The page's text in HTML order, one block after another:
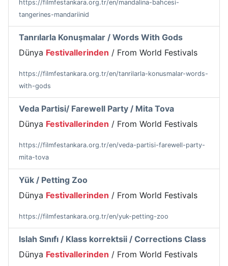
https://filmfestankara.org.tr/en/mandalina-bahcesi-
tangerines-mandariinid
Tanrılarla Konuşmalar / Words With Gods
Dünya Festivallerinden / From World Festivals
https://filmfestankara.org.tr/en/tanrilarla-konusmalar-words-
with-gods
Veda Partisi/ Farewell Party / Mita Tova
Dünya Festivallerinden / From World Festivals
https://filmfestankara.org.tr/en/veda-partisi-farewell-party-
mita-tova
Yük / Petting Zoo
Dünya Festivallerinden / From World Festivals
https://filmfestankara.org.tr/en/yuk-petting-zoo
Islah Sınıfı / Klass korrektsii / Corrections Class
Dünya Festivallerinden / From World Festivals